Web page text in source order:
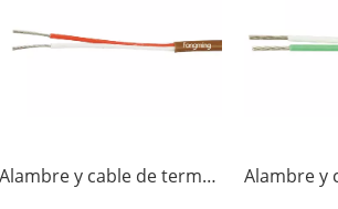
Alambre y cable de termopar JX-FF